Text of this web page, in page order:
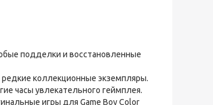
подделки и восстановленные
коллекционные экземпляры.
часы увлекательного геймплея.
игры для Game Boy Color